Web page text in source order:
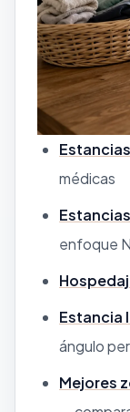
médicas
enfoque
Estancia
ángulo
Mejores